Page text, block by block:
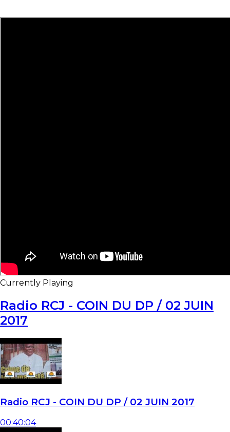
Currently Playing
Radio RCJ - COIN DU DP / 02 JUIN
2017
Radio RCJ - COIN DU DP / 02 JUIN 2017
00:40:04